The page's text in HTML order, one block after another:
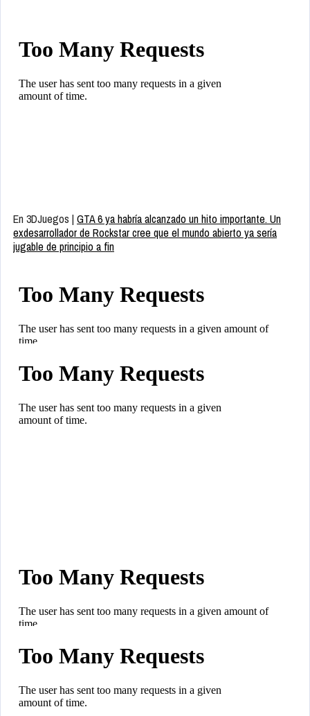
En 3DJuegos | GTA 6 ya habría alcanzado un hito importante. Un
exdesarrollador de Rockstar cree que el mundo abierto ya sería
jugable de principio a fin